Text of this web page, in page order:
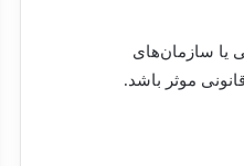
یا سازمان‌های
موثر باشد.